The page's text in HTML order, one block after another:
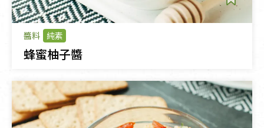
醬料 純素
蜂蜜柚子醬